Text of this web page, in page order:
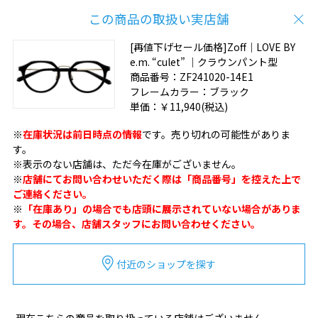
この商品の取扱い実店舗
[再値下げセール価格]Zoff｜LOVE BY
e.m. “culet” ｜クラウンパント型
商品番号： ZF241020-14E1
フレームカラー： ブラック
単価： ￥11,940(税込)
※在庫状況は前日時点の情報です。売り切れの可能性がありま
す。
※表示のない店舗は、ただ今在庫がございません。
※店舗にてお問い合わせいただく際は「商品番号」を控えた上で
ご連絡ください。
※ 「在庫あり」の場合でも店頭に展示されていない場合がありま
す。その場合、店舗スタッフにお問い合わせください。
付近のショップを探す